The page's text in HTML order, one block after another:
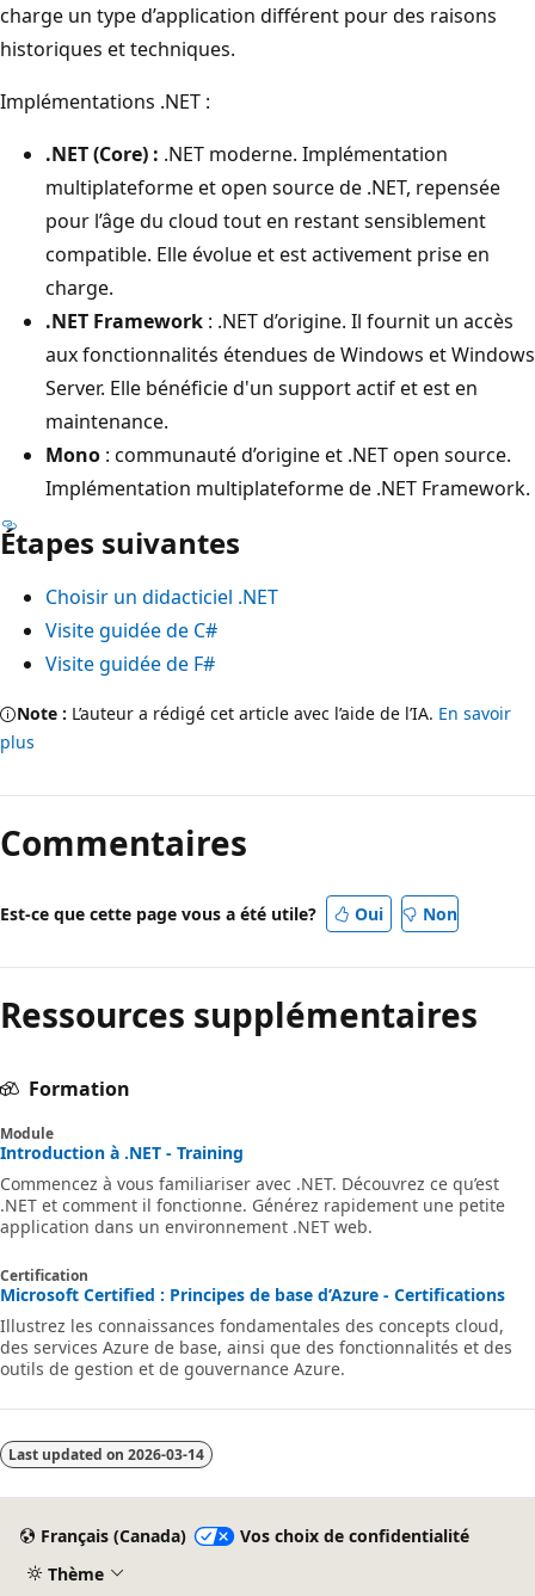
charge un type d’application différent pour des raisons
historiques et techniques.
Implémentations .NET :
.NET (Core) : .NET moderne. Implémentation
multiplateforme et open source de .NET, repensée
pour l’âge du cloud tout en restant sensiblement
compatible. Elle évolue et est activement prise en
charge.
.NET Framework : .NET d’origine. Il fournit un accès
aux fonctionnalités étendues de Windows et Windows
Server. Elle bénéficie d'un support actif et est en
maintenance.
Mono : communauté d’origine et .NET open source.
Implémentation multiplateforme de .NET Framework.
Étapes suivantes
Choisir un didacticiel .NET
Visite guidée de C#
Visite guidée de F#
Note : L’auteur a rédigé cet article avec l’aide de l’IA. En savoir
plus
Commentaires
Est-ce que cette page vous a été utile? Oui Non
Ressources supplémentaires
Formation
Module
Introduction à .NET - Training
Commencez à vous familiariser avec .NET. Découvrez ce qu’est
.NET et comment il fonctionne. Générez rapidement une petite
application dans un environnement .NET web.
Certification
Microsoft Certified : Principes de base d’Azure - Certifications
Illustrez les connaissances fondamentales des concepts cloud,
des services Azure de base, ainsi que des fonctionnalités et des
outils de gestion et de gouvernance Azure.
Last updated on 2026-03-14
Français (Canada)
Vos choix de confidentialité
Thème